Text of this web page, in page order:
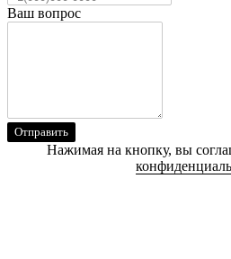
Ваш вопрос
Отправить
Нажимая на кнопку, вы